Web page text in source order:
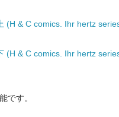
(H & C comics. Ihr hertz
(H & C comics. Ihr hertz
です。